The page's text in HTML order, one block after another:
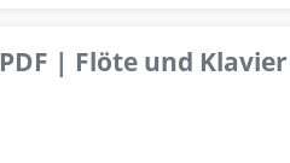
| Flöte und Klavier